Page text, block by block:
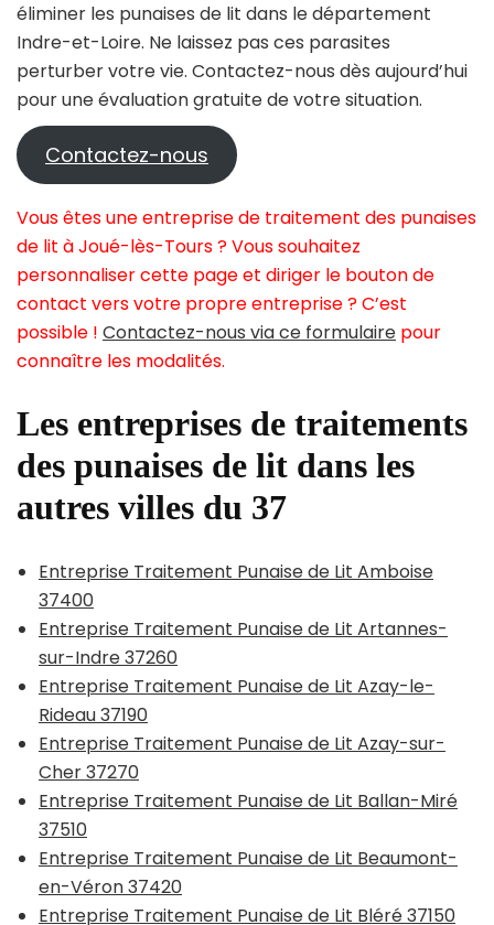
éliminer les punaises de lit dans le département
Indre-et-Loire. Ne laissez pas ces parasites
perturber votre vie. Contactez-nous dès aujourd’hui
pour une évaluation gratuite de votre situation.
Contactez-nous
Vous êtes une entreprise de traitement des punaises
de lit à Joué-lès-Tours ? Vous souhaitez
personnaliser cette page et diriger le bouton de
contact vers votre propre entreprise ? C’est
possible ! Contactez-nous via ce formulaire pour
connaître les modalités.
Les entreprises de traitements
des punaises de lit dans les
autres villes du 37
Entreprise Traitement Punaise de Lit Amboise
37400
Entreprise Traitement Punaise de Lit Artannes-
sur-Indre 37260
Entreprise Traitement Punaise de Lit Azay-le-
Rideau 37190
Entreprise Traitement Punaise de Lit Azay-sur-
Cher 37270
Entreprise Traitement Punaise de Lit Ballan-Miré
37510
Entreprise Traitement Punaise de Lit Beaumont-
en-Véron 37420
Entreprise Traitement Punaise de Lit Bléré 37150